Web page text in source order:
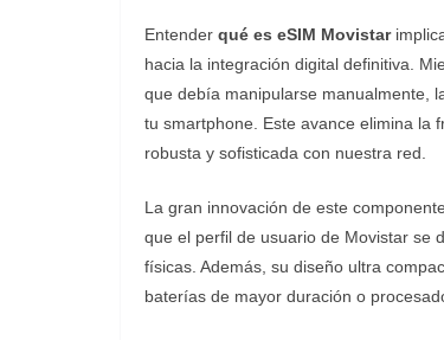
Entender qué es eSIM Movistar
hacia la integración digital definitiva.
que debía manipularse manualmente,
tu smartphone. Este avance elimina la
robusta y sofisticada con nuestra red.
La gran innovación de este
que el perfil de usuario de Movistar se
físicas. Además, su diseño ultra
baterías de mayor duración o